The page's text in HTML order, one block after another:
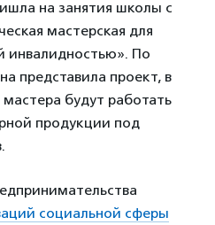
на занятия школы с
мастерская для
инвалидностью». По
представила проект, в
будут работать
продукции под
социальной сферы